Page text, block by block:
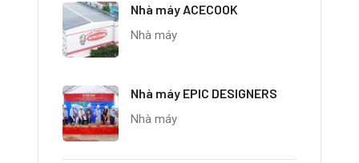
Nhà máy ACECOOK
Nhà máy
Nhà máy EPIC DESIGNERS
Nhà máy